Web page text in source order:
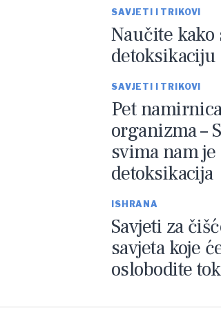
SAVJETI I TRIKOVI
Naučite kako
detoksikaciju
SAVJETI I TRIKOVI
Pet
organizma –
svima nam
detoksikacija
ISHRANA
Savjeti za
savjeta koje
oslobodite